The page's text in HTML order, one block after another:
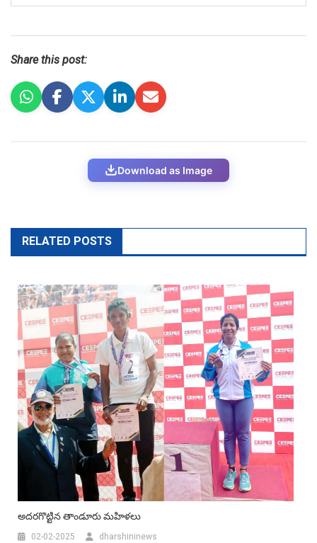
Share this post:
Download as Image
RELATED POSTS
అదరగొట్టిన తాండూరు మహిళలు
02-02-2025 dharshininews